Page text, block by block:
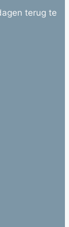
terug te